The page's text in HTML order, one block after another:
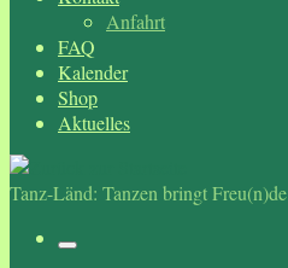
Anfahrt
FAQ
Kalender
Shop
Aktuelles
Tanz-Länd: Tanzen bringt Freu(n)de
Menü